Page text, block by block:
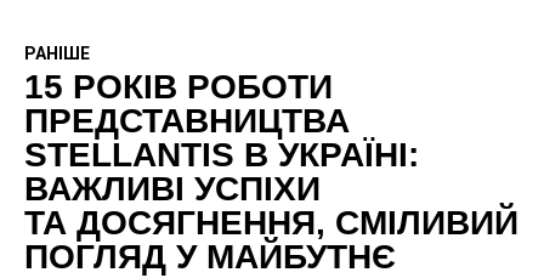
РАНІШЕ
15 РОКІВ РОБОТИ
ПРЕДСТАВНИЦТВА
STELLANTIS В УКРАЇНІ:
ВАЖЛИВІ УСПІХИ
ТА ДОСЯГНЕННЯ, СМІЛИВИЙ
ПОГЛЯД У МАЙБУТНЄ